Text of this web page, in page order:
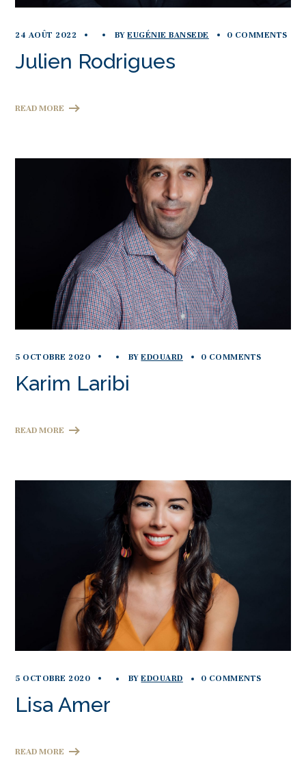
24 AOÛT 2022 BYEUGÉNIE BANSEDE 0 COMMENTS
Julien Rodrigues
READ MORE
5 OCTOBRE 2020 BYEDOUARD 0 COMMENTS
Karim Laribi
READ MORE
5 OCTOBRE 2020 BYEDOUARD 0 COMMENTS
Lisa Amer
READ MORE